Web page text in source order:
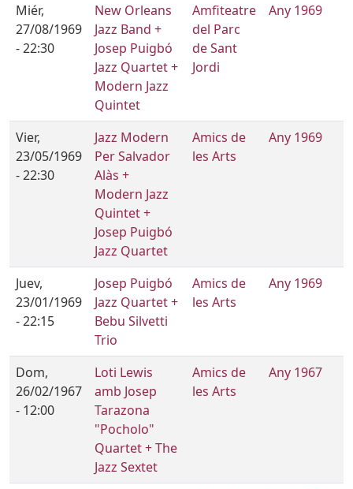
Miér,
27/08/1969
- 22:30
New Orleans
Jazz Band +
Josep Puigbó
Jazz Quartet +
Modern Jazz
Quintet
Amfiteatre
del Parc
de Sant
Jordi
Any 1969
Vier,
23/05/1969
- 22:30
Jazz Modern
Per Salvador
Alàs +
Modern Jazz
Quintet +
Josep Puigbó
Jazz Quartet
Amics de
les Arts
Any 1969
Juev,
23/01/1969
- 22:15
Josep Puigbó
Jazz Quartet +
Bebu Silvetti
Trio
Amics de
les Arts
Any 1969
Dom,
26/02/1967
- 12:00
Loti Lewis
amb Josep
Tarazona
"Pocholo"
Quartet + The
Jazz Sextet
Amics de
les Arts
Any 1967